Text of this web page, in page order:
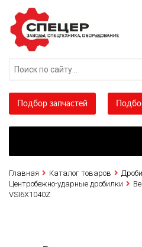
Подбор запчастей
Главная Каталог товаров
Центробежно-ударные дробилки
VSI6X1040Z